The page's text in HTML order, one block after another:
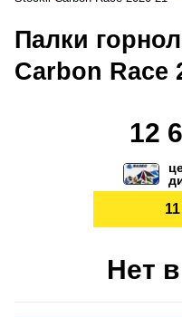
Палки
Carbon Race
12
Нет